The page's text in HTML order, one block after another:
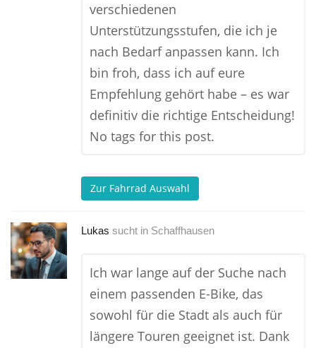
verschiedenen
Unterstützungsstufen, die ich je
nach Bedarf anpassen kann. Ich
bin froh, dass ich auf eure
Empfehlung gehört habe – es war
definitiv die richtige Entscheidung!
No tags for this post.
Zur Fahrrad Auswahl
Lukas sucht in Schaffhausen
Ich war lange auf der Suche nach
einem passenden E-Bike, das
sowohl für die Stadt als auch für
längere Touren geeignet ist. Dank